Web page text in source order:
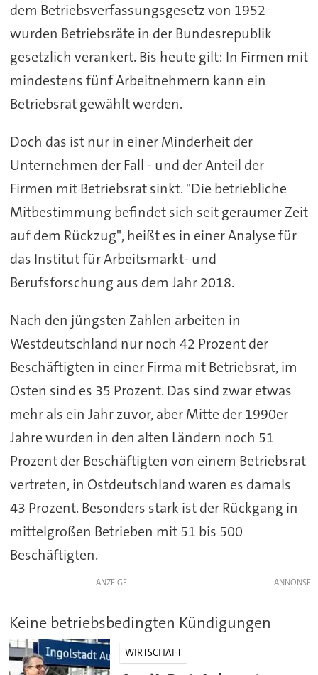
dem Betriebsverfassungsgesetz von 1952
wurden Betriebsräte in der Bundesrepublik
gesetzlich verankert. Bis heute gilt: In Firmen mit
mindestens fünf Arbeitnehmern kann ein
Betriebsrat gewählt werden.
Doch das ist nur in einer Minderheit der
Unternehmen der Fall - und der Anteil der
Firmen mit Betriebsrat sinkt. "Die betriebliche
Mitbestimmung befindet sich seit geraumer Zeit
auf dem Rückzug", heißt es in einer Analyse für
das Institut für Arbeitsmarkt- und
Berufsforschung aus dem Jahr 2018.
Nach den jüngsten Zahlen arbeiten in
Westdeutschland nur noch 42 Prozent der
Beschäftigten in einer Firma mit Betriebsrat, im
Osten sind es 35 Prozent. Das sind zwar etwas
mehr als ein Jahr zuvor, aber Mitte der 1990er
Jahre wurden in den alten Ländern noch 51
Prozent der Beschäftigten von einem Betriebsrat
vertreten, in Ostdeutschland waren es damals
43 Prozent. Besonders stark ist der Rückgang in
mittelgroßen Betrieben mit 51 bis 500
Beschäftigten.
ANZEIGE
Keine betriebsbedingten Kündigungen
WIRTSCHAFT